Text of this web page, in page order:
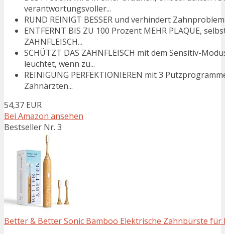
verantwortungsvoller...
RUND REINIGT BESSER und verhindert
ENTFERNT BIS ZU 100 Prozent MEHR PLAQUE,
ZAHNFLEISCH...
SCHÜTZT DAS ZAHNFLEISCH mit dem Sensitiv-
leuchtet, wenn zu...
REINIGUNG PERFEKTIONIEREN mit 3
Zahnärzten...
54,37 EUR
Bei Amazon ansehen
Bestseller Nr. 3
Better & Better Sonic Bamboo Elektrische Zahnbürste